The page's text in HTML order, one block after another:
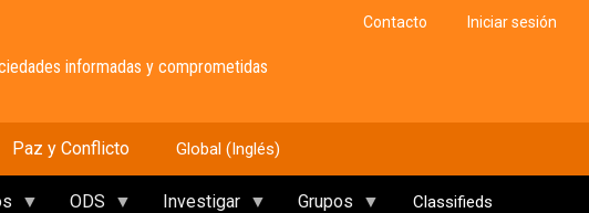
informadas y comprometidas
Contacto Iniciar sesión
Paz y Conflicto Global (Inglés)
ODS Investigar Grupos Classifieds